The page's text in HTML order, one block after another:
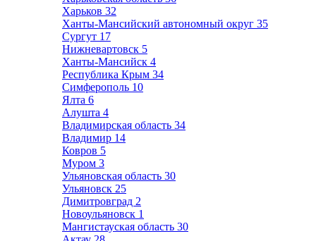
Харьков 32
Ханты-Мансийский автономный округ 35
Сургут 17
Нижневартовск 5
Ханты-Мансийск 4
Республика Крым 34
Симферополь 10
Ялта 6
Алушта 4
Владимирская область 34
Владимир 14
Ковров 5
Муром 3
Ульяновская область 30
Ульяновск 25
Димитровград 2
Новоульяновск 1
Мангистауская область 30